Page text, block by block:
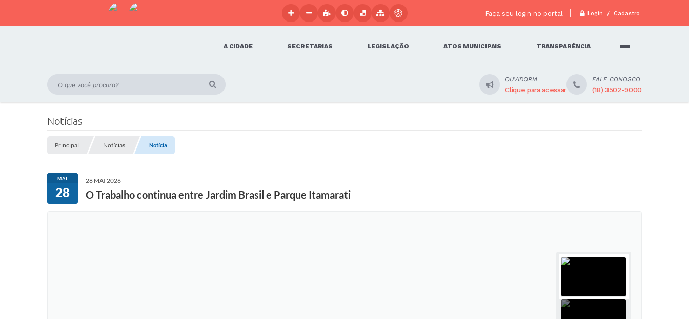
Faça seu login no portal Login / Cadastro
A CIDADE SECRETARIAS LEGISLAÇÃO ATOS MUNICIPAIS TRANSPARÊNCIA
OUVIDORIA
Clique para acessar
FALE CONOSCO
(18) 3502-9000
Notícias
Principal Notícias Notícia
MAI
28
28 MAI 2026
O Trabalho continua entre Jardim Brasil e Parque Itamarati